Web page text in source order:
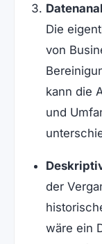
Die
von
kann die
und
der
wäre ein